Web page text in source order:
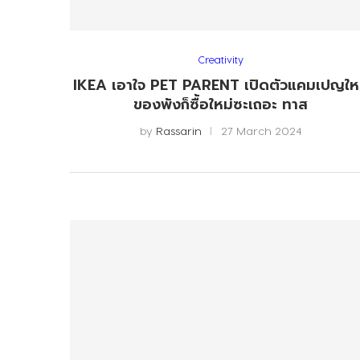
Creativity
IKEA เอาใจ PET PARENT เปิดตัวแคมเปญใ
ของพังก็ซื้อใหม่ซะเถอะ ทาส
by Rassarin 27 March 2024